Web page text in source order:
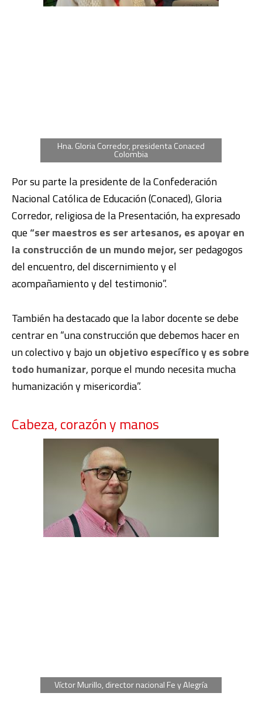
Hna. Gloria Corredor, presidenta Conaced
Colombia
Por su parte la presidente de la Confederación
Nacional Católica de Educación (Conaced), Gloria
Corredor, religiosa de la Presentación, ha expresado
que“ser maestros es ser artesanos, es apoyar en
la construcción de un mundo mejor,ser pedagogos
del encuentro, del discernimiento y el
acompañamiento y del testimonio”.
También ha destacado que la labor docente se debe
centrar en “una construcción que debemos hacer en
un colectivo y bajo un objetivo específico y es sobre
todo humanizar, porque el mundo necesita mucha
humanización y misericordia”.
Cabeza, corazón y manos
Víctor Murillo, director nacional Fe y Alegría